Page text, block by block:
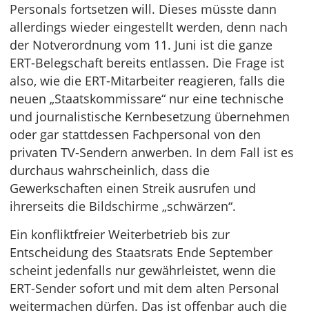
Personals fortsetzen will. Dieses müsste dann
allerdings wieder eingestellt werden, denn nach
der Notverordnung vom 11. Juni ist die ganze
ERT-Belegschaft bereits entlassen. Die Frage ist
also, wie die ERT-Mitarbeiter reagieren, falls die
neuen „Staatskommissare“ nur eine technische
und journalistische Kernbesetzung übernehmen
oder gar stattdessen Fachpersonal von den
privaten TV-Sendern anwerben. In dem Fall ist es
durchaus wahrscheinlich, dass die
Gewerkschaften einen Streik ausrufen und
ihrerseits die Bildschirme „schwärzen“.
Ein konfliktfreier Weiterbetrieb bis zur
Entscheidung des Staatsrats Ende September
scheint jedenfalls nur gewährleistet, wenn die
ERT-Sender sofort und mit dem alten Personal
weitermachen dürfen. Das ist offenbar auch die